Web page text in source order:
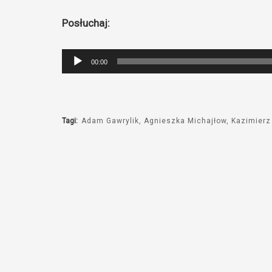
Posłuchaj:
Odtwarzacz
plików
00:00
Tagi: Adam Gawrylik Agnieszka Michajłow